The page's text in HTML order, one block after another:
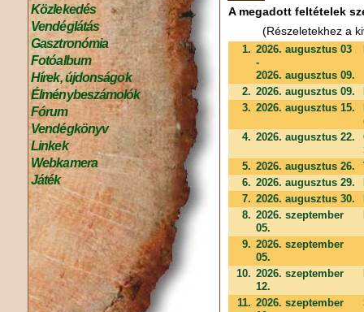
Közlekedés
Vendéglátás
Gasztronómia
Fotóalbum
Hírek, újdonságok
Élménybeszámolók
Fórum
Vendégkönyv
Linkek
Webkamera
Játék
A megadott feltételek
(Részeletekhez a
1. 2026. augusztus 03
-
2026. augusztus 09.
2. 2026. augusztus 09.
3. 2026. augusztus 15.
4. 2026. augusztus 22.
5. 2026. augusztus 26.
6. 2026. augusztus 29.
7. 2026. augusztus 30.
8. 2026. szeptember
05.
9. 2026. szeptember
05.
10. 2026. szeptember
12.
11. 2026. szeptember